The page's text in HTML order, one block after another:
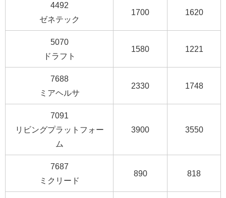
4492
ゼネテック
1700 1620
5070
ドラフト
1580 1221
7688
ミアヘルサ
2330 1748
7091
リビングプラットフォー
ム
3900 3550
7687
ミクリード
890 818